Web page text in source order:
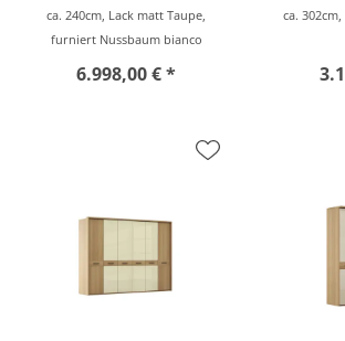
ca. 240cm, Lack matt Taupe,
furniert Nussbaum bianco
6.998,00 € *
ca.